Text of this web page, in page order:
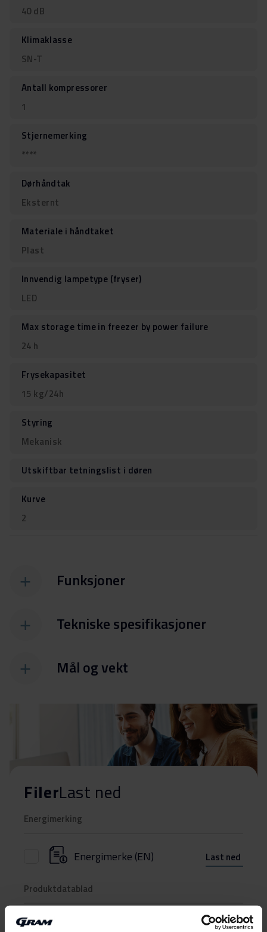
40 dB
Klimaklasse
SN-T
Antall kompressorer
1
Stjernemerking
****
Dørhåndtak
Eksternt
Materiale i håndtaket
Plast
Innvendig lampetype (fryser)
LED
Max storage time in freezer by power failure
24 h
Frysekapasitet
15 kg/24h
Styring
Mekanisk
Utskiftbar tetningslist i døren
Kurve
2
Funksjoner
Tekniske spesifikasjoner
Mål og vekt
FilerLast ned
Energimerking
Energimerke (EN) Last ned
Produktdatablad